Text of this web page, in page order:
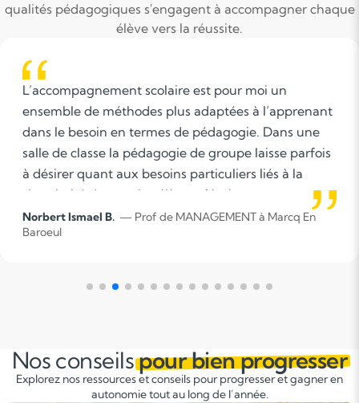
qualités pédagogiques s'engagent à accompagner chaque
élève vers la réussite.
une
parfois
à la
En
L'accompagnement scolaire nécessite
qualités d'écoute, d'ouverture, de
d'adaptation afin de répondre aux
particuliers de chaque élève. Il s'agit
non seulement à progresser dans la
enseignée mais également à gagner
en ses capacités personnelles.
Nos conseilspour bien progresser
Explorez nos ressources et conseils pour progresser et gagner en
autonomie tout au long de l’année.